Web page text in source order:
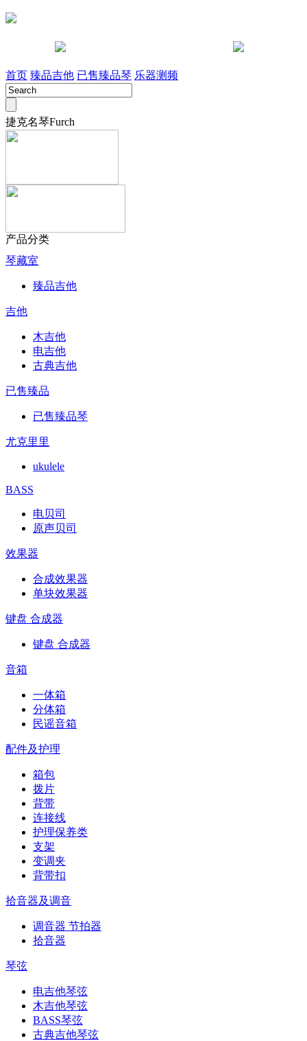
首页 臻品吉他 已售臻品琴 乐器测频
捷克名琴Furch
产品分类
琴藏室
臻品吉他
吉他
木吉他
电吉他
古典吉他
已售臻品
已售臻品琴
尤克里里
ukulele
BASS
电贝司
原声贝司
效果器
合成效果器
单块效果器
键盘 合成器
键盘 合成器
音箱
一体箱
分体箱
民谣音箱
配件及护理
箱包
拨片
背带
连接线
护理保养类
支架
变调夹
背带扣
拾音器及调音
调音器 节拍器
拾音器
琴弦
电吉他琴弦
木吉他琴弦
BASS琴弦
古典吉他琴弦